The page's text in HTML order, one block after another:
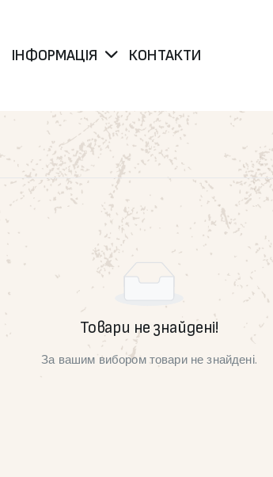
ІНФОРМАЦІЯ КОНТАКТИ
Товари не знайдені!
За вашим вибором товари не знайдені.